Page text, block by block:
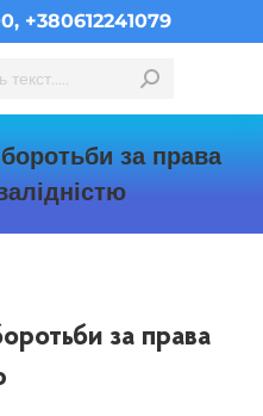
+380612241079
за права
за права